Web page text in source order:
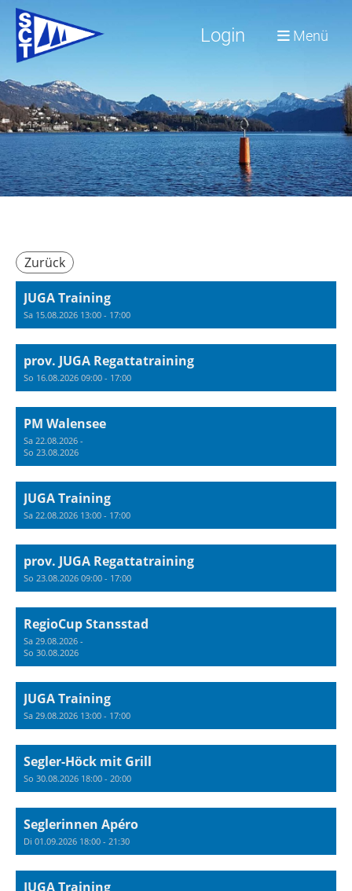
Login Menü
Zurück
JUGA Training
Sa 15.08.2026 13:00 - 17:00
prov. JUGA Regattatraining
So 16.08.2026 09:00 - 17:00
PM Walensee
Sa 22.08.2026 -
So 23.08.2026
JUGA Training
Sa 22.08.2026 13:00 - 17:00
prov. JUGA Regattatraining
So 23.08.2026 09:00 - 17:00
RegioCup Stansstad
Sa 29.08.2026 -
So 30.08.2026
JUGA Training
Sa 29.08.2026 13:00 - 17:00
Segler-Höck mit Grill
So 30.08.2026 18:00 - 20:00
Seglerinnen Apéro
Di 01.09.2026 18:00 - 21:30
JUGA Training